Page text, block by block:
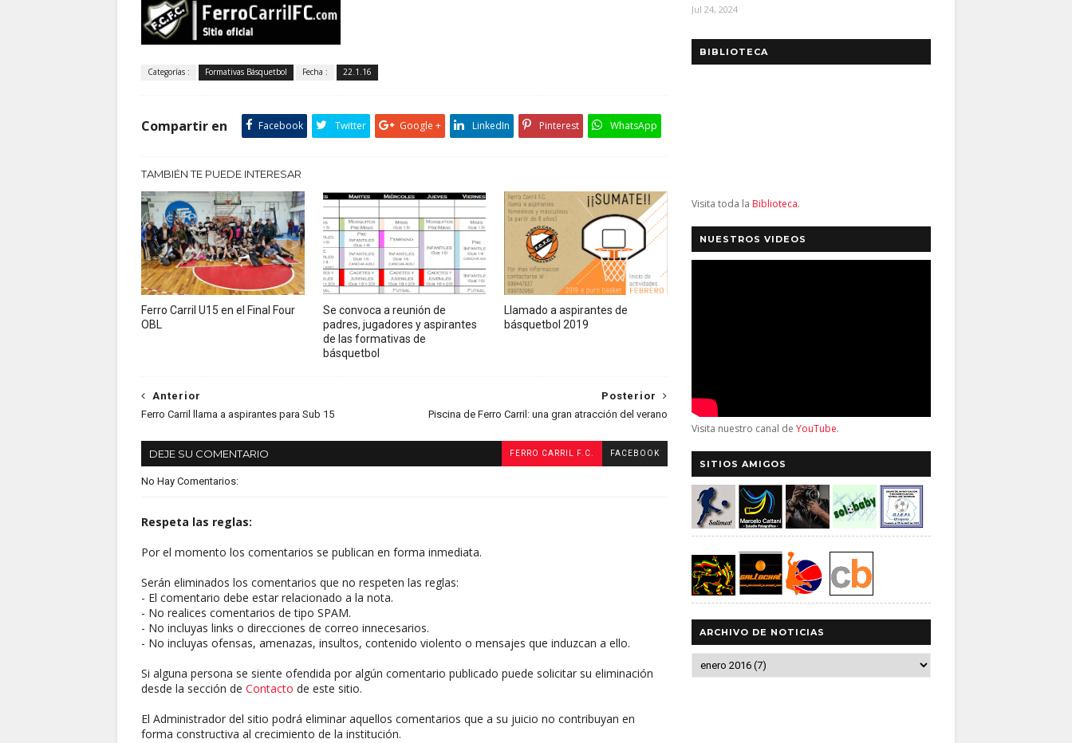
Categorías : Formativas Básquetbol Fecha : 22.1.16
Compartir en Facebook Twitter Google + LinkedIn Pinterest WhatsApp
TAMBIÉN TE PUEDE INTERESAR
Ferro Carril U15 en el Final Four
OBL
Se convoca a reunión de
padres, jugadores y aspirantes
de las formativas de
básquetbol
Llamado a aspirantes de
básquetbol 2019
Posterior
Piscina de Ferro Carril: una gran atracción del verano
Anterior
Ferro Carril llama a aspirantes para Sub 15
DEJE SU COMENTARIO FERRO CARRIL F.C. FACEBOOK
No Hay Comentarios:
Respeta las reglas:
Por el momento los comentarios se publican en forma inmediata.
Serán eliminados los comentarios que no respeten las reglas:
- El comentario debe estar relacionado a la nota.
- No realices comentarios de tipo SPAM.
- No incluyas links o direcciones de correo innecesarios.
- No incluyas ofensas, amenazas, insultos, contenido violento o mensajes que induzcan a ello.
Si alguna persona se siente ofendida por algún comentario publicado puede solicitar su eliminación
desde la sección de Contacto de este sitio.
El Administrador del sitio podrá eliminar aquellos comentarios que a su juicio no contribuyan en
forma constructiva al crecimiento de la institución.
Jul 24, 2024
BIBLIOTECA
Visita toda la Biblioteca.
NUESTROS VIDEOS
Visita nuestro canal de YouTube.
SITIOS AMIGOS
ARCHIVO DE NOTICIAS